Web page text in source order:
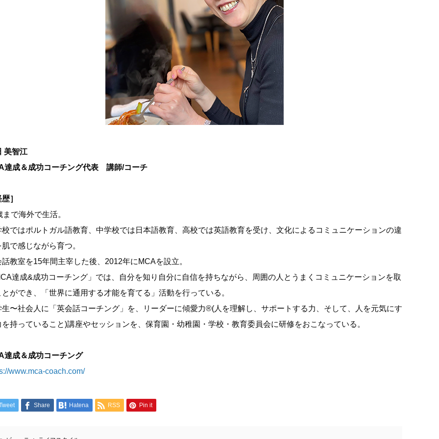
美智江
達成＆成功コーチング代表 講師/コーチ
歴］
まで海外で生活。
校ではポルトガル語教育、中学校では日本語教育、高校では英語教育を受け、文化によるコミュニケーションの違
肌で感じながら育つ。
話教室を15年間主宰した後、2012年にMCAを設立。
達成&成功コーチング」では、自分を知り自分に自信を持ちながら、周囲の人とうまくコミュニケーションを取
とができ、「世界に通用する才能を育てる」活動を行っている。
生〜社会人に「英会話コーチング」を、リーダーに傾愛力®(人を理解し、サポートする力、そして、人を元気にす
を持っていること)講座やセッションを、保育園・幼稚園・学校・教育委員会に研修をおこなっている。
達成＆成功コーチング
www.mca-coach.com/
Share Hatena RSS Pin it